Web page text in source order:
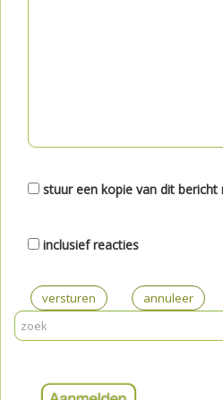
stuur een kopie van dit
inclusief reacties
versturen